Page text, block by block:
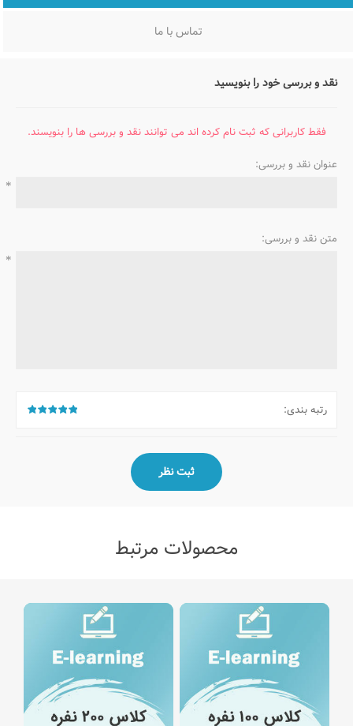
تماس با ما
نقد و بررسی خود را بنویسید
فقط کاربرانی که ثبت نام کرده اند می توانند نقد و بررسی ها را بنویسند.
عنوان نقد و بررسی:
*
متن نقد و بررسی:
*
رتبه بندی:
محصولات مرتبط